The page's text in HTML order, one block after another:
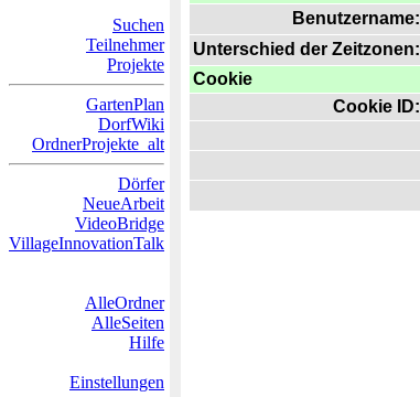
Suchen
Teilnehmer
Projekte
GartenPlan
DorfWiki
OrdnerProjekte_alt
Dörfer
NeueArbeit
VideoBridge
VillageInnovationTalk
AlleOrdner
AlleSeiten
Hilfe
Einstellungen
Benutzername:
Unterschied der Zeitzonen:
Cookie
Cookie ID: